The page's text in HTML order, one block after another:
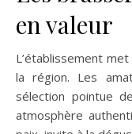
en valeur
L’établissement
la région. Les
sélection pointue
atmosphère